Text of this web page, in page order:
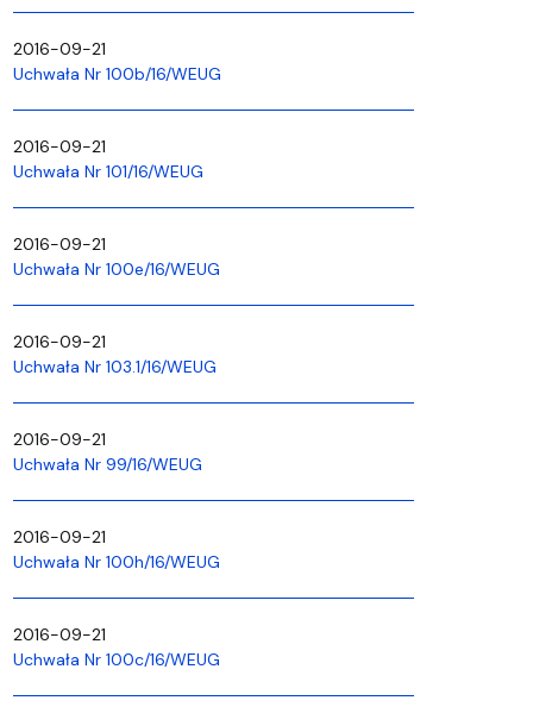
2016-09-21
Uchwała Nr 100b/16/WEUG
2016-09-21
Uchwała Nr 101/16/WEUG
2016-09-21
Uchwała Nr 100e/16/WEUG
2016-09-21
Uchwała Nr 103.1/16/WEUG
2016-09-21
Uchwała Nr 99/16/WEUG
2016-09-21
Uchwała Nr 100h/16/WEUG
2016-09-21
Uchwała Nr 100c/16/WEUG